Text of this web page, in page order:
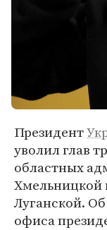
Президент
уволил глав
областных
Хмельницкой
Луганской.
офиса